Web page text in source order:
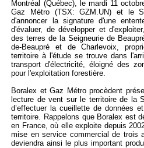
Montréal (Québec), le mardi 11
Gaz Métro (TSX: GZM.UN) et le
d'annoncer la signature d'une
d'évaluer, de développer et
des terres de la Seigneurie de
de-Beaupré et de Charlevoix,
territoire à l'étude se trouve dans
transport d'électricité, éloigné des
pour l'exploitation forestière.
Boralex et Gaz Métro procèdent
lecture de vent sur le territoire de la
d’effectuer la cueillette de données
territoire. Rappelons que Boralex est
en France, où elle exploite depuis
mise en service commercial de trois
deviendra ainsi le plus important